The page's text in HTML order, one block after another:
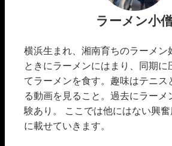
ラーメン小
横浜生まれ、湘南育ちのラーメン
ときにラーメンにはまり、同期に
てラーメンを食す。趣味はテニス
る動画を見ること。過去にラーメ
験あり。 ここでは他にはない興
に載せていきます。